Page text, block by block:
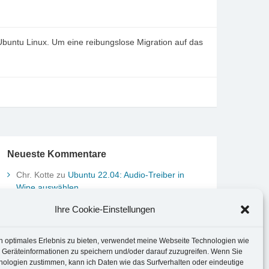
Ihre Cookie-Einstellungen
optimales Erlebnis zu bieten, verwendet meine Webseite Technologien wie
zu speichern und/oder darauf zuzugreifen. Wenn Sie
zustimmen, kann ich Daten wie das Surfverhalten oder eindeutige
Linux. Um eine reibungslose Migration auf das
Neueste Kommentare
Chr. Kotte zu Ubuntu 22.04: Audio-Treiber in
Wine auswählen
Datum und Uhrzeit anpassen
Datum und Uhrzeit anpassen
Brummel Herbolzheimzu Musik-Portrait Nr. 1:
Les Assoiffés aus Mittelbergheim